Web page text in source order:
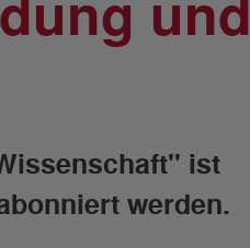
und
ist
werden.